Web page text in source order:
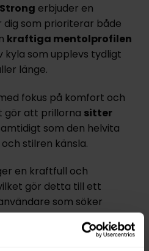
erbjuder en
som prioriterar både
kraftiga mentolprofilen
kyla som upplevs tydligt
länge.
fokus på komfort och
gör att prillorna sitter
som den helvita
stilren känsla.
en kraftfull och
gör detta till ett
som söker